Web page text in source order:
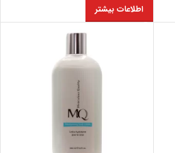
اطلاعات بیشتر